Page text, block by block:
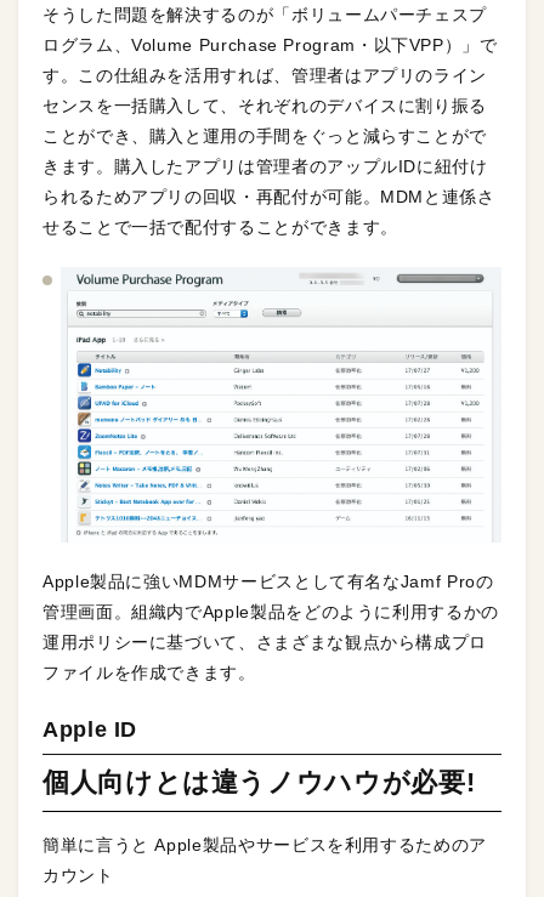
そうした問題を解決するのが「ボリュームパーチェスプ
ログラム、Volume Purchase Program・以下VPP）」で
す。この仕組みを活用すれば、管理者はアプリのライン
センスを一括購入して、それぞれのデバイスに割り振る
ことができ、購入と運用の手間をぐっと減らすことがで
きます。購入したアプリは管理者のアップルIDに紐付け
られるためアプリの回収・再配付が可能。MDMと連係さ
せることで一括で配付することができます。
Apple製品に強いMDMサービスとして有名なJamf Proの
管理画面。組織内でApple製品をどのように利用するかの
運用ポリシーに基づいて、さまざまな観点から構成プロ
ファイルを作成できます。
Apple ID
個人向けとは違うノウハウが必要!
簡単に言うと Apple製品やサービスを利用するためのア
カウント